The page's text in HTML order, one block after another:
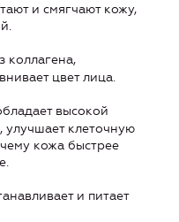
и смягчают кожу,
коллагена,
цвет лица.
высокой
улучшает клеточную
кожа быстрее
и питает